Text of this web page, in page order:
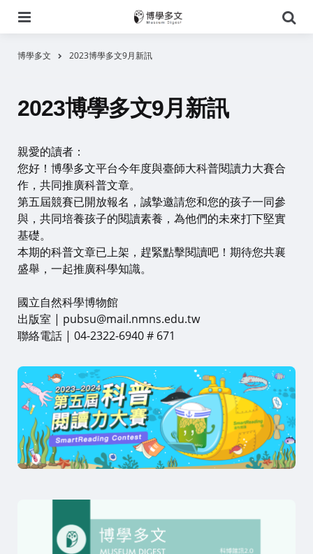
尋
博學多文 2023博學多文9月新訊
2023博學多文9月新訊
親愛的讀者：
您好！博學多文平台今年度與臺師大科普閱讀力大賽合
作，共同推廣科普文章。
第五屆競賽已開放報名，誠摯邀請您和您的孩子一同參
與，共同培養孩子的閱讀素養，為他們的未來打下堅實
基礎。
本期的科普文章已上架，趕緊點擊閱讀吧！期待您共襄
盛舉，一起推廣科學知識。
國立自然科學博物館
出版室 | pubsu@mail.nmns.edu.tw
聯絡電話 | 04-2322-6940 # 671